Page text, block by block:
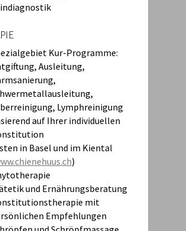
Kur-Programme:
Ausleitung,
Lymphreinigung
auf Ihrer individuellen
in Basel und im Kiental
)
und Ernährungsberatung
mit
Empfehlungen